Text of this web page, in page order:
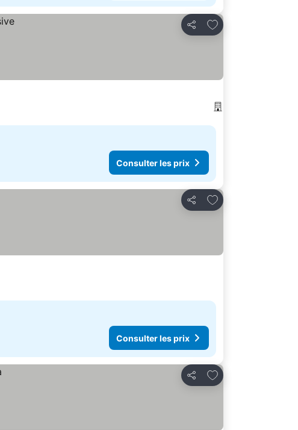
Partager
Ajouter à mes favoris
Consulter les prix
Partager
Ajouter à mes favoris
Consulter les prix
Partager
Ajouter à mes favoris